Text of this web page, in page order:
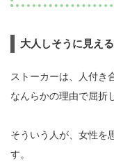
大人しそうに見え
ストーカーは、人付き
なんらかの理由で屈折
そういう人が、女性を
す。